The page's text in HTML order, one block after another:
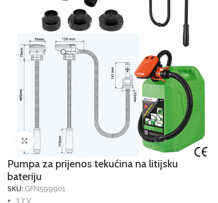
Povećajte sliku
Pumpa za prijenos tekućina na litijsku
bateriju
SKU: GFN599901
3,7 V